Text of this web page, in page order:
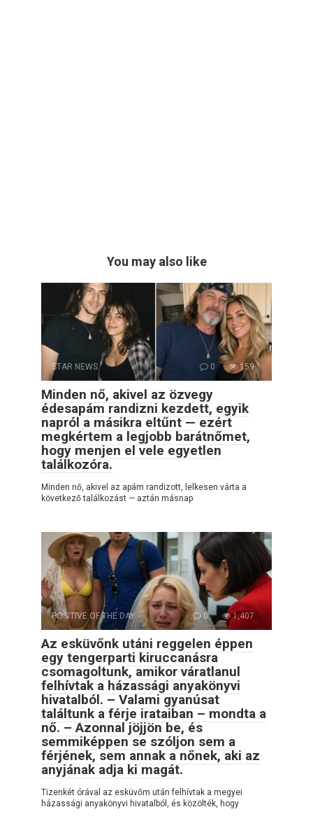
You may also like
STAR NEWS 0 159
Minden nő, akivel az özvegy
édesapám randizni kezdett, egyik
napról a másikra eltűnt — ezért
megkértem a legjobb barátnőmet,
hogy menjen el vele egyetlen
találkozóra.
Minden nő, akivel az apám randizott, lelkesen várta a
következő találkozást — aztán másnap
POSITIVE OF THE DAY 0 1,407
Az esküvőnk utáni reggelen éppen
egy tengerparti kiruccanásra
csomagoltunk, amikor váratlanul
felhívtak a házassági anyakönyvi
hivatalból. – Valami gyanúsat
találtunk a férje irataiban – mondta a
nő. – Azonnal jöjjön be, és
semmiképpen se szóljon sem a
férjének, sem annak a nőnek, aki az
anyjának adja ki magát.
Tizenkét órával az esküvőm után felhívtak a megyei
házassági anyakönyvi hivatalból, és közölték, hogy